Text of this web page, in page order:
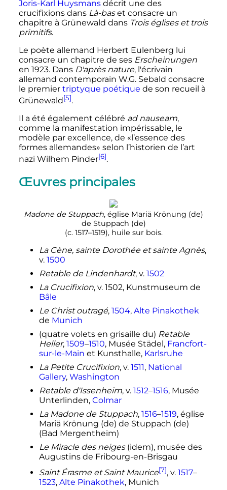
Joris-Karl Huysmansdécrit une des
crucifixions dans Là-baset consacre un
chapitre à Grünewald dans Trois églises et trois
primitifs.
Le poète allemand Herbert Eulenberg lui
consacre un chapitre de ses Erscheinungen
en 1923. Dans D'après nature, l'écrivain
allemand contemporain W.G. Sebald consacre
le premier triptyque poétique de son recueil à
Grünewald[5].
Il a été également célébré ad nauseam,
comme la manifestation impérissable, le
modèle par excellence, de «l’essence des
formes allemandes» selon l’historien de l’art
nazi Wilhem Pinder[6].
Œuvres principales
Madone de Stuppach, église Mariä Krönung (de)
de Stuppach (de)
(c. 1517–1519), huile sur bois.
La Cène, sainte Dorothée et sainte Agnès,
v. 1500
Retable de Lindenhardt, v. 1502
La Crucifixion, v. 1502, Kunstmuseum de
Bâle
Le Christ outragé, 1504, Alte Pinakothek
de Munich
(quatre volets en grisaille du) Retable
Heller, 1509–1510, Musée Städel, Francfort-
sur-le-Main et Kunsthalle, Karlsruhe
La Petite Crucifixion, v. 1511, National
Gallery, Washington
Retable d'Issenheim, v. 1512–1516, Musée
Unterlinden, Colmar
La Madone de Stuppach, 1516–1519, église
Mariä Krönung (de) de Stuppach (de)
(Bad Mergentheim)
Le Miracle des neiges(idem), musée des
Augustins de Fribourg-en-Brisgau
Saint Érasme et Saint Maurice[7], v. 1517–
1523, Alte Pinakothek, Munich